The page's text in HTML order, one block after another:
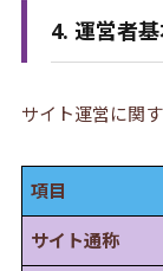
4. 運営者
サイト運営に関
項目
サイト通称